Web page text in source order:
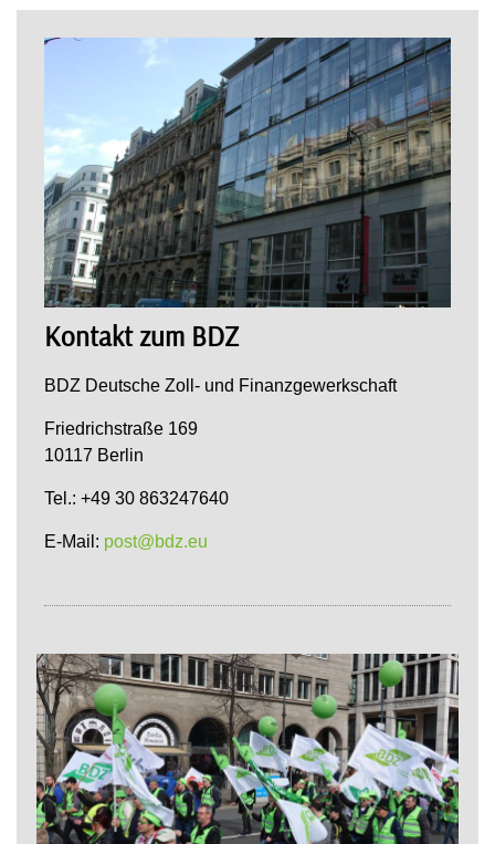
Kontakt zum BDZ
BDZ Deutsche Zoll- und Finanzgewerkschaft
Friedrichstraße 169
10117 Berlin
Tel.: +49 30 863247640
E-Mail: post@bdz.eu